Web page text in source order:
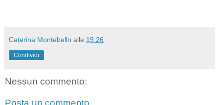
Caterina Montebello alle 19:26
Condividi
Nessun commento:
Posta un commento